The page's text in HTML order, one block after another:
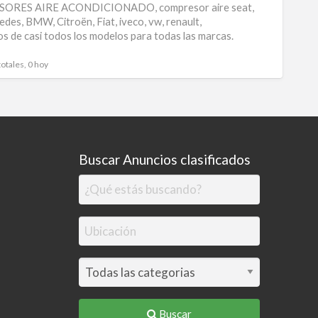
AIRE ACONDICIONADO, compresor aire seat,
BMW, Citroën, Fiat, iveco, vw, renault,
de casi todos los modelos para todas las marcas.
0 hoy
Buscar Anuncios clasificados
Buscar